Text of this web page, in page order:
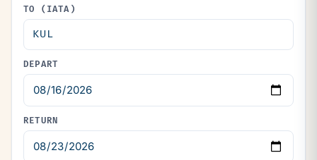
TO (IATA)
DEPART
RETURN